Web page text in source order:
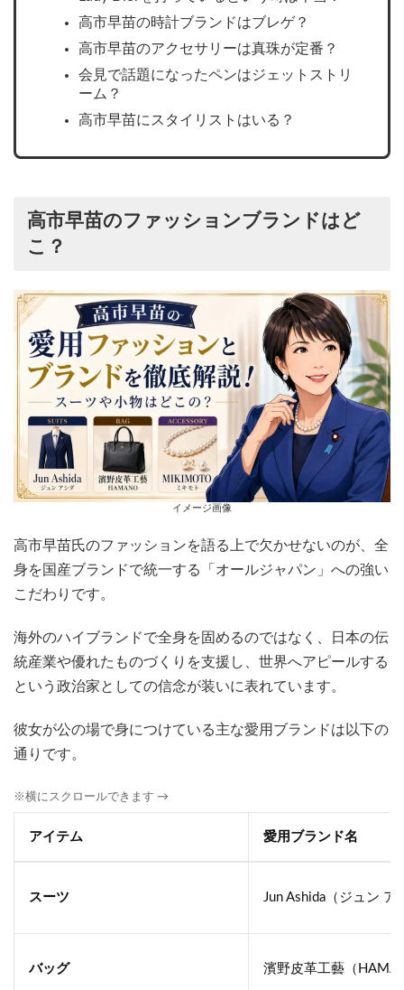
高市早苗の時計ブランドはブレゲ？
高市早苗のアクセサリーは真珠が定番？
会見で話題になったペンはジェットストリ
ーム？
高市早苗にスタイリストはいる？
高市早苗のファッションブランドはど
こ？
イメージ画像
高市早苗氏のファッションを語る上で欠かせないのが、全
身を国産ブランドで統一する「オールジャパン」への強い
こだわりです。
海外のハイブランドで全身を固めるのではなく、日本の伝
統産業や優れたものづくりを支援し、世界へアピールする
という政治家としての信念が装いに表れています。
彼女が公の場で身につけている主な愛用ブランドは以下の
通りです。
※横にスクロールできます →
アイテム 愛用ブランド名
スーツ Jun Ashida（ジュン ア
バッグ 濱野皮革工藝（